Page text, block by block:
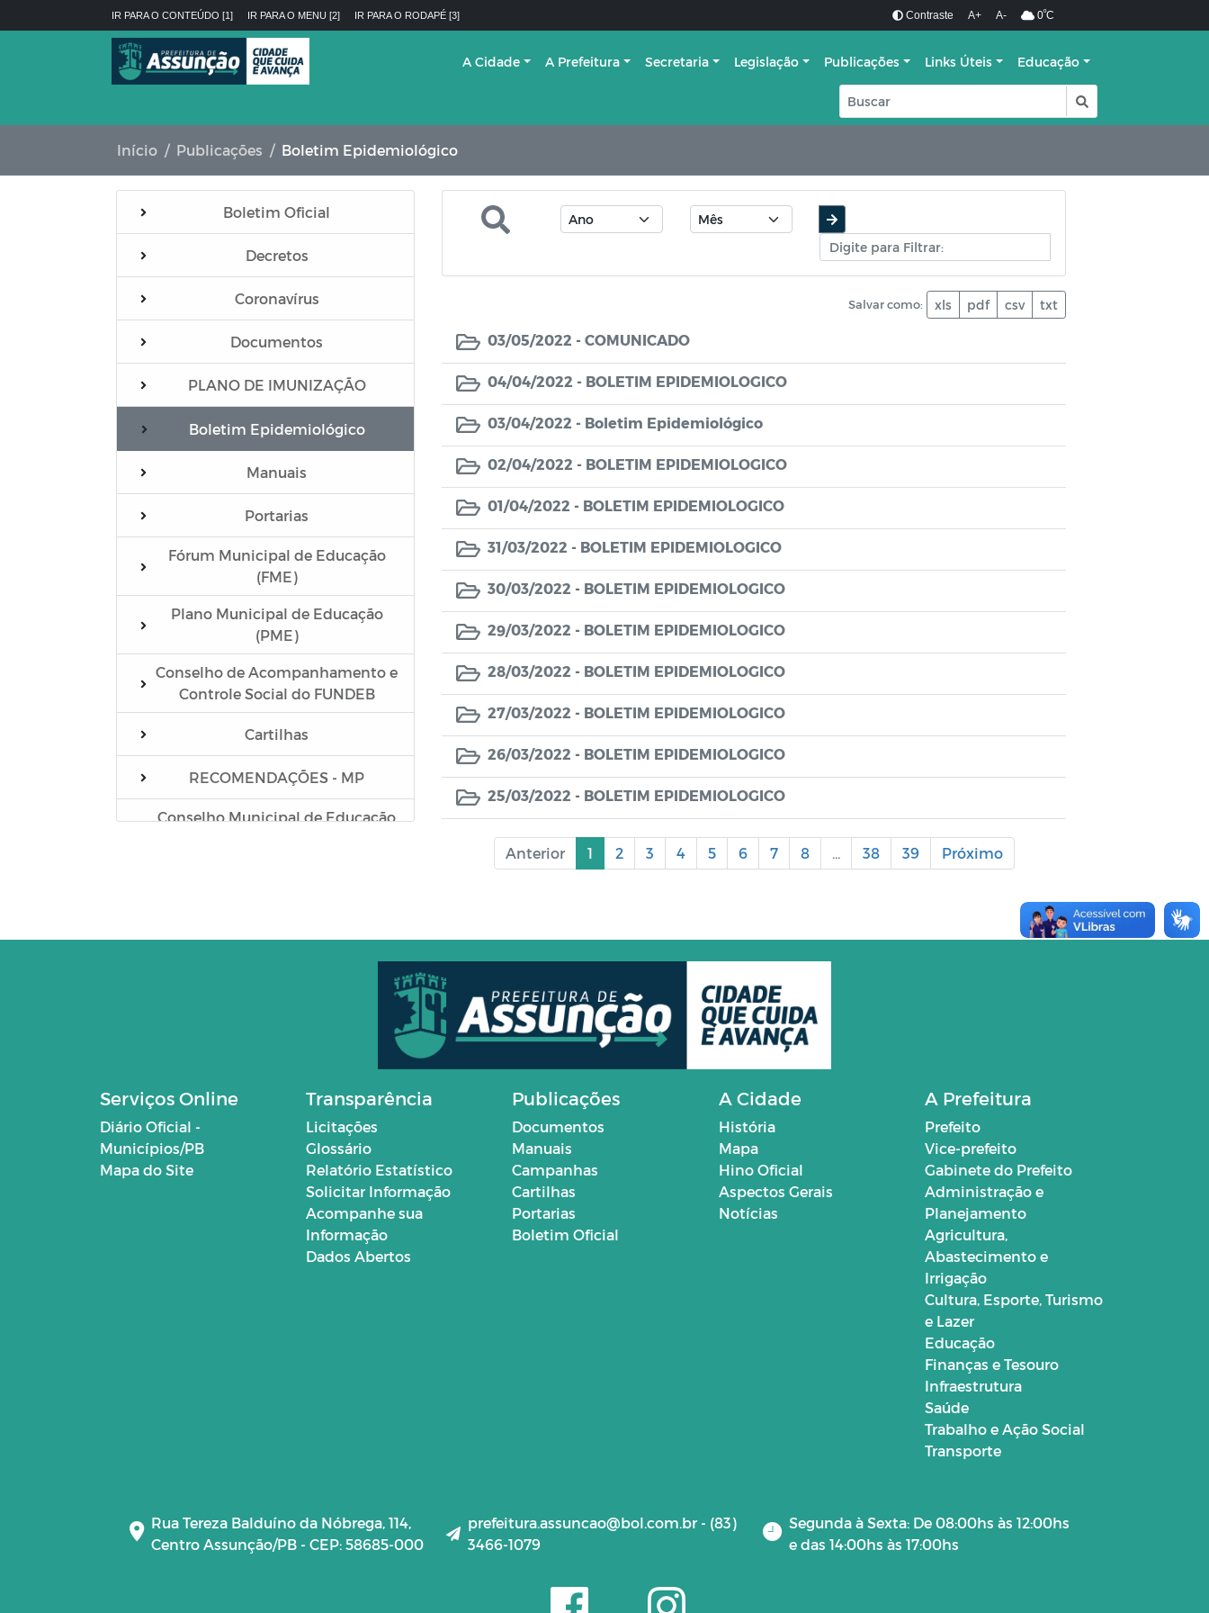
IR PARA O CONTEÚDO [1] IR PARA O MENU [2] IR PARA O RODAPÉ [3] Contraste A+ A- 0ºC
A Cidade A Prefeitura Secretaria Legislação Publicações Links Úteis Educação
Início Publicações Boletim Epidemiológico
Boletim Oficial
Decretos
Coronavírus
Documentos
PLANO DE IMUNIZAÇÃO
Boletim Epidemiológico
Manuais
Portarias
Fórum Municipal de Educação
(FME)
Plano Municipal de Educação
(PME)
Conselho de Acompanhamento e
Controle Social do FUNDEB
Cartilhas
RECOMENDAÇÕES - MP
Conselho Municipal de Educação
Campanhas
Salvar como: xls pdf csv txt
03/05/2022 - COMUNICADO
04/04/2022 - BOLETIM EPIDEMIOLOGICO
03/04/2022 - Boletim Epidemiológico
02/04/2022 - BOLETIM EPIDEMIOLOGICO
01/04/2022 - BOLETIM EPIDEMIOLOGICO
31/03/2022 - BOLETIM EPIDEMIOLOGICO
30/03/2022 - BOLETIM EPIDEMIOLOGICO
29/03/2022 - BOLETIM EPIDEMIOLOGICO
28/03/2022 - BOLETIM EPIDEMIOLOGICO
27/03/2022 - BOLETIM EPIDEMIOLOGICO
26/03/2022 - BOLETIM EPIDEMIOLOGICO
25/03/2022 - BOLETIM EPIDEMIOLOGICO
Anterior 1 2 3 4 5 6 7 8 ... 38 39 Próximo
Serviços Online
Diário Oficial -
Municípios/PB
Mapa do Site
Transparência
Licitações
Glossário
Relatório Estatístico
Solicitar Informação
Acompanhe sua
Informação
Dados Abertos
Publicações
Documentos
Manuais
Campanhas
Cartilhas
Portarias
Boletim Oficial
A Cidade
História
Mapa
Hino Oficial
Aspectos Gerais
Notícias
A Prefeitura
Prefeito
Vice-prefeito
Gabinete do Prefeito
Administração e
Planejamento
Agricultura,
Abastecimento e
Irrigação
Cultura, Esporte, Turismo
e Lazer
Educação
Finanças e Tesouro
Infraestrutura
Saúde
Trabalho e Ação Social
Transporte
Rua Tereza Balduíno da Nóbrega, 114,
Centro Assunção/PB - CEP: 58685-000
prefeitura.assuncao@bol.com.br - (83)
3466-1079
Segunda à Sexta: De 08:00hs às 12:00hs
e das 14:00hs às 17:00hs